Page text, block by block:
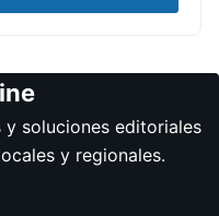
y soluciones editoriales
y regionales.